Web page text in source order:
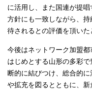
に活用し、また国連が提
方針にも一致しながら、
待されるとの評価を頂いた
今後はネットワーク加盟
はじめとする山形の多彩
断的に結びつけ、総合的
や拡充を図るとともに、